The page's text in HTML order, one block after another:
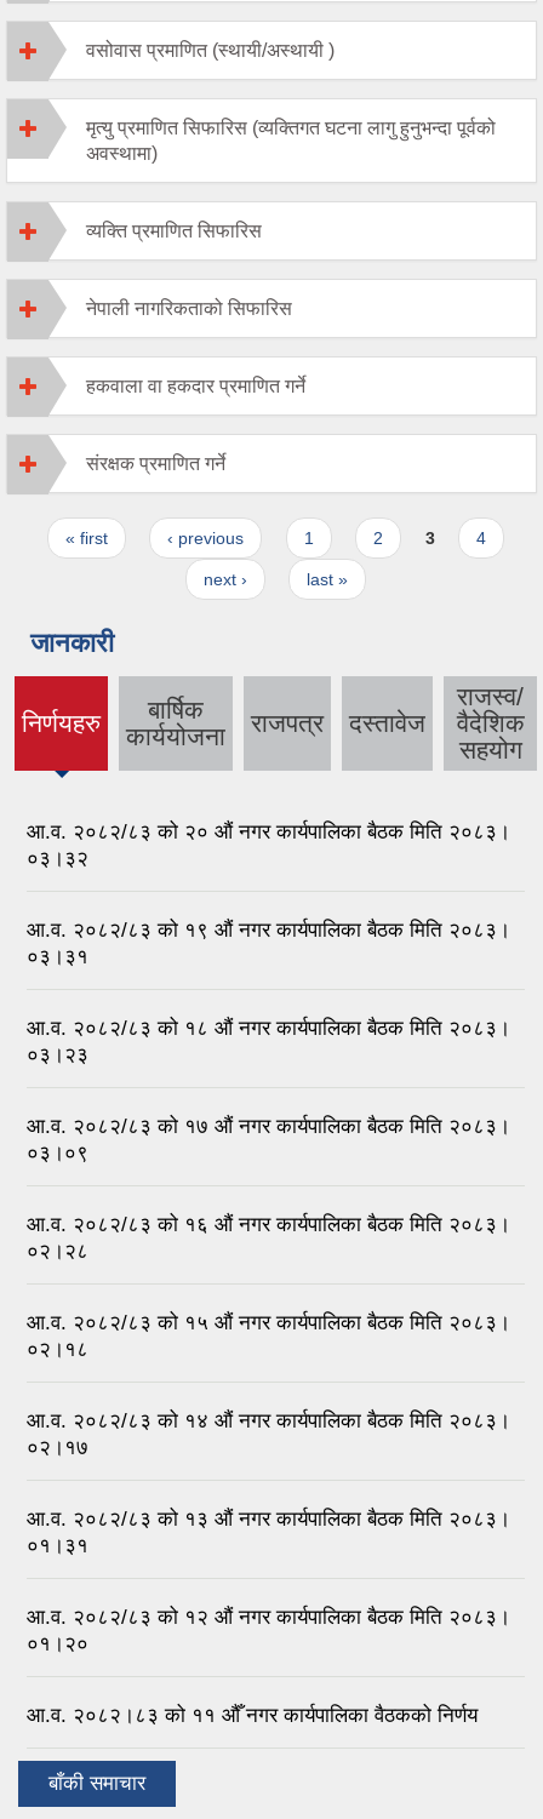
वसोवास प्रमाणित (स्थायी/अस्थायी )
मृत्यु प्रमाणित सिफारिस (व्यक्तिगत घटना लागु हुनुभन्दा पूर्वको
अवस्थामा)
व्यक्ति प्रमाणित सिफारिस
नेपाली नागरिकताको सिफारिस
हकवाला वा हकदार प्रमाणित गर्ने
संरक्षक प्रमाणित गर्ने
Pages
« first ‹ previous 1 2 3 4
next › last »
जानकारी
निर्णयहरु
(active
बार्षिक
कार्ययोजना
राजपत्र दस्तावेज
राजस्व/
वैदेशिक
सहयोग
आ.व. २०८२/८३ को २० औ‍ं नगर कार्यपालिका बैठक मिति २०८३।
०३।३२
आ.व. २०८२/८३ को १९ औ‍ं नगर कार्यपालिका बैठक मिति २०८३।
०३।३१
आ.व. २०८२/८३ को १८ औ‍ं नगर कार्यपालिका बैठक मिति २०८३।
०३।२३
आ.व. २०८२/८३ को १७ औ‍ं नगर कार्यपालिका बैठक मिति २०८३।
०३।०९
आ.व. २०८२/८३ को १६ औ‍ं नगर कार्यपालिका बैठक मिति २०८३।
०२।२८
आ.व. २०८२/८३ को १५ औ‍ं नगर कार्यपालिका बैठक मिति २०८३।
०२।१८
आ.व. २०८२/८३ को १४ औ‍ं नगर कार्यपालिका बैठक मिति २०८३।
०२।१७
आ.व. २०८२/८३ को १३ औ‍ं नगर कार्यपालिका बैठक मिति २०८३।
०१।३१
आ.व. २०८२/८३ को १२ औ‍ं नगर कार्यपालिका बैठक मिति २०८३।
०१।२०
आ.व. २०८२।८३ को ११ औँ नगर कार्यपालिका वैठकको निर्णय
बाँकी समाचार